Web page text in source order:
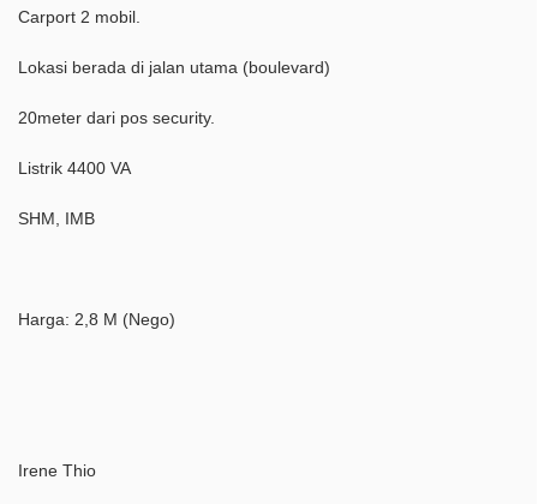
Carport 2 mobil.
Lokasi berada di jalan utama (boulevard)
20meter dari pos security.
Listrik 4400 VA
SHM, IMB
Harga: 2,8 M (Nego)
Irene Thio